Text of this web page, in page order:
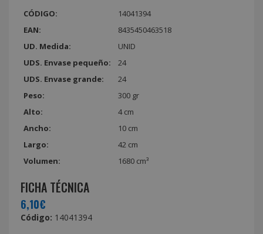
CÓDIGO:
14041394
EAN:
8435450463518
UD. Medida:
UNID
UDS. Envase pequeño:
24
UDS. Envase grande:
24
Peso:
300 gr
Alto:
4 cm
Ancho:
10 cm
Largo:
42 cm
Volumen:
1680 cm³
FICHA TÉCNICA
6,10€
Código: 14041394